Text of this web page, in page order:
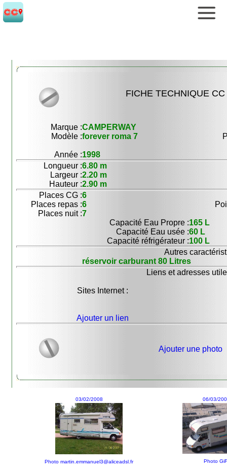
FICHE TECHNIQUE CC
Marque :CAMPERWAY
Modèle :forever roma 7
Année :1998
Longueur :6.80 m
Largeur :2.20 m
Hauteur :2.90 m
Places CG :6
Places repas :6
Places nuit :7
Capacité Eau Propre :165 L
Capacité Eau usée :60 L
Capacité réfrigérateur :100 L
Autres
réservoir carburant 80 Litres
Liens et adresses
Sites Internet :
Ajouter un lien
Ajouter une photo
03/02/2008
Photo martin.emmanuel3@aliceadsl.fr
06/03/
Photo